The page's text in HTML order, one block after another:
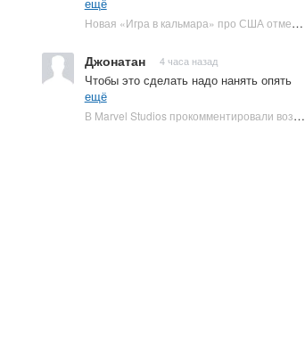
Новая «Игра в кальмара» про США отменена | Plugged In Ru
Джонатан 4 часа назад
Чтобы это сделать надо нанять опять
ещё
В Marvel Studios прокомментировали возвращение Канга на экраны | Plugged In Ru